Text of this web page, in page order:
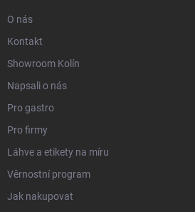
O nás
Kontakt
Showroom Kolín
Napsali o nás
Pro gastro
Pro firmy
Láhve a etikety na míru
Věrnostní program
Jak nakupovat